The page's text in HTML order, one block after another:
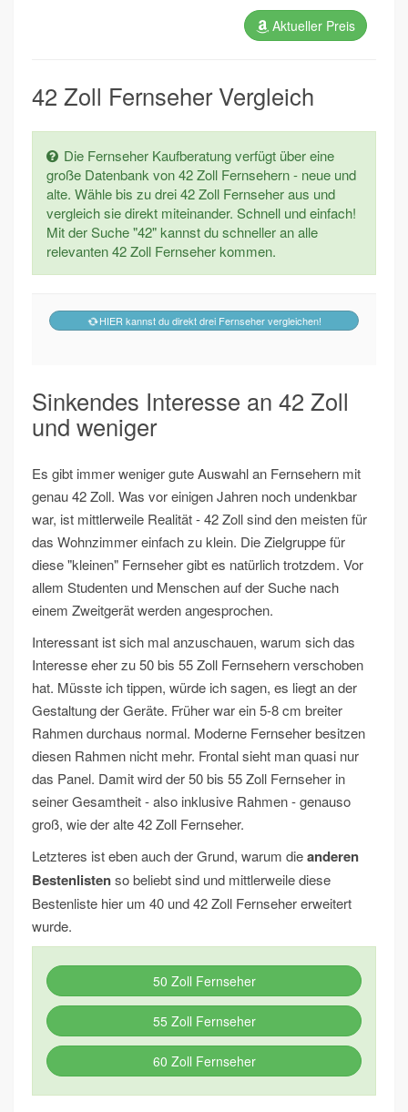
Aktueller Preis
42 Zoll Fernseher Vergleich
Die Fernseher Kaufberatung verfügt über eine
große Datenbank von 42 Zoll Fernsehern - neue und
alte. Wähle bis zu drei 42 Zoll Fernseher aus und
vergleich sie direkt miteinander. Schnell und einfach!
Mit der Suche "42" kannst du schneller an alle
relevanten 42 Zoll Fernseher kommen.
HIER kannst du direkt drei Fernseher vergleichen!
Sinkendes Interesse an 42 Zoll
und weniger
Es gibt immer weniger gute Auswahl an Fernsehern mit
genau 42 Zoll. Was vor einigen Jahren noch undenkbar
war, ist mittlerweile Realität - 42 Zoll sind den meisten für
das Wohnzimmer einfach zu klein. Die Zielgruppe für
diese "kleinen" Fernseher gibt es natürlich trotzdem. Vor
allem Studenten und Menschen auf der Suche nach
einem Zweitgerät werden angesprochen.
Interessant ist sich mal anzuschauen, warum sich das
Interesse eher zu 50 bis 55 Zoll Fernsehern verschoben
hat. Müsste ich tippen, würde ich sagen, es liegt an der
Gestaltung der Geräte. Früher war ein 5-8 cm breiter
Rahmen durchaus normal. Moderne Fernseher besitzen
diesen Rahmen nicht mehr. Frontal sieht man quasi nur
das Panel. Damit wird der 50 bis 55 Zoll Fernseher in
seiner Gesamtheit - also inklusive Rahmen - genauso
groß, wie der alte 42 Zoll Fernseher.
Letzteres ist eben auch der Grund, warum dieanderen
Bestenlistenso beliebt sind und mittlerweile diese
Bestenliste hier um 40 und 42 Zoll Fernseher erweitert
wurde.
50 Zoll Fernseher
55 Zoll Fernseher
60 Zoll Fernseher